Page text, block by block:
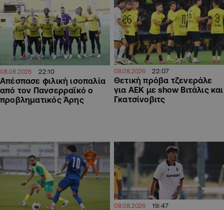
08.08.2026 22:10
Απέσπασε φιλική ισοπαλία
από τον Πανσερραϊκό ο
προβληματικός Άρης
08.08.2026 22:07
Θετική πρόβα τζενεράλε
για ΑΕΚ με show Βιτάλις και
Γκατσίνοβιτς
08.08.2026 19:47